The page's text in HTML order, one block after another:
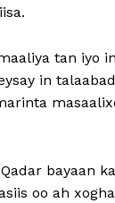
tan iyo
in
bayaan
oo ah